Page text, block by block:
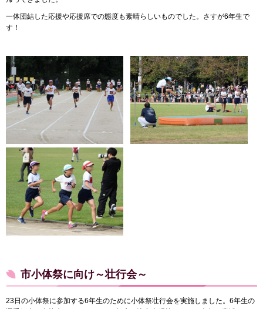
一体団結した応援や応援席での態度も素晴らしいものでした。さすが6年生で
す！
市小体祭に向け～壮行会～
23日の小体祭に参加する6年生のために小体祭壮行会を実施しました。6年生の